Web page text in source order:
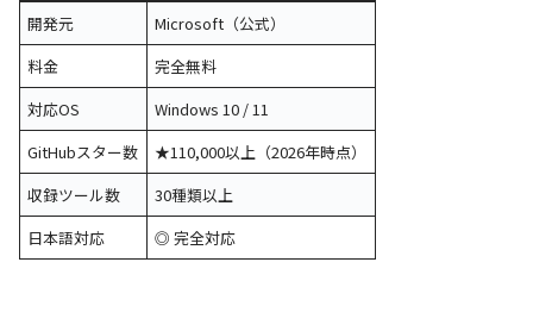
開発元
Microsoft（公式）
料金
完全無料
対応OS
Windows 10 / 11
GitHubスター数
★110,000以上（2026年時点）
収録ツール数
30種類以上
日本語対応
◎ 完全対応